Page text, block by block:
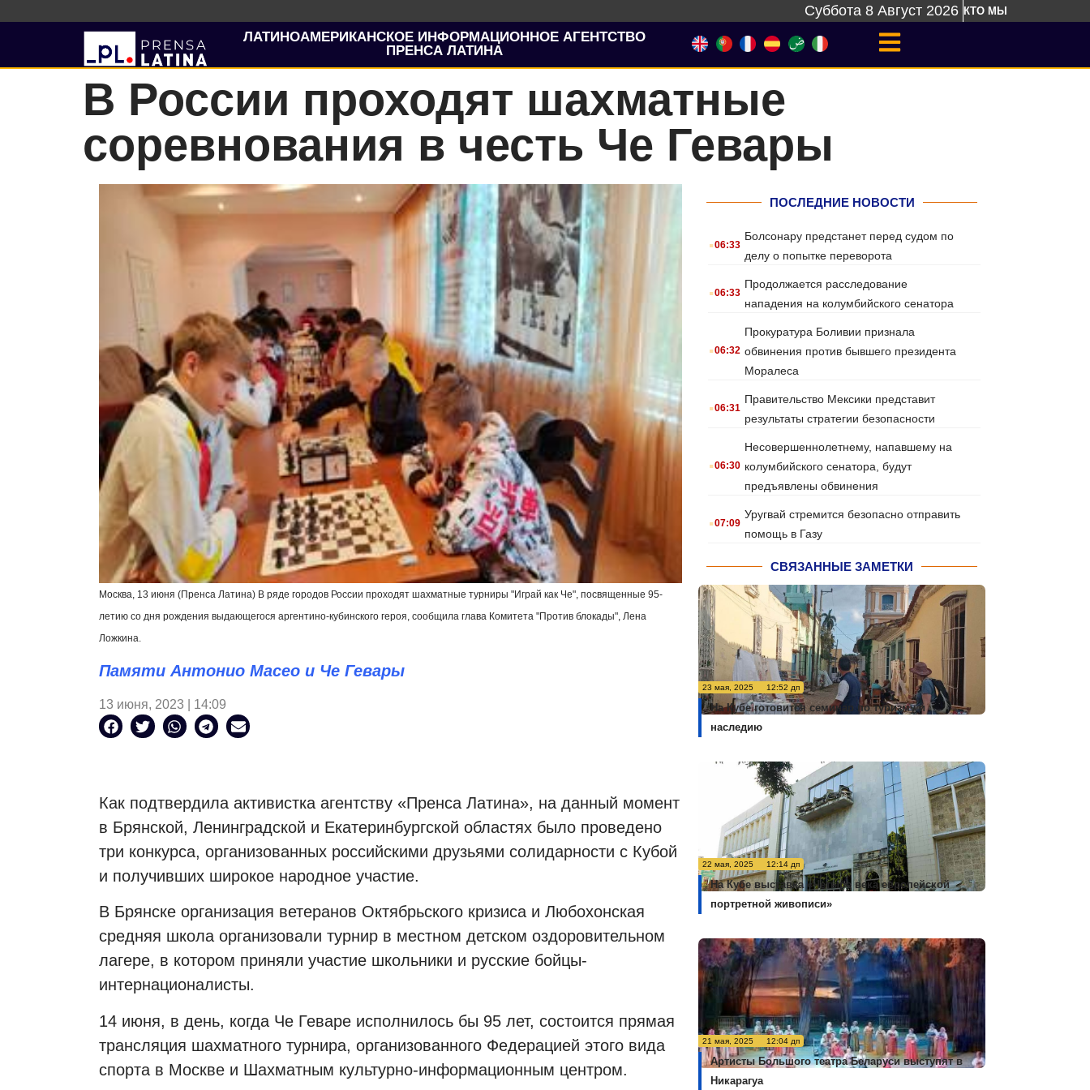
Суббота 8 Август 2026 КТО МЫ
ЛАТИНОАМЕРИКАНСКОЕ ИНФОРМАЦИОННОЕ АГЕНТСТВО
ПРЕНСА ЛАТИНА
В России проходят шахматные
соревнования в честь Че Гевары
Москва, 13 июня (Пренса Латина) В ряде городов России проходят шахматные турниры "Играй как Че", посвященные 95-
летию со дня рождения выдающегося аргентино-кубинского героя, сообщила глава Комитета "Против блокады", Лена
Ложкина.
Памяти Антонио Масео и Че Гевары
13 июня, 2023 | 14:09
Как подтвердила активистка агентству «Пренса Латина», на данный момент
в Брянской, Ленинградской и Екатеринбургской областях было проведено
три конкурса, организованных российскими друзьями солидарности с Кубой
и получивших широкое народное участие.
В Брянске организация ветеранов Октябрьского кризиса и Любохонская
средняя школа организовали турнир в местном детском оздоровительном
лагере, в котором приняли участие школьники и русские бойцы-
интернационалисты.
14 июня, в день, когда Че Геваре исполнилось бы 95 лет, состоится прямая
трансляция шахматного турнира, организованного Федерацией этого вида
спорта в Москве и Шахматным культурно-информационным центром.
ПОСЛЕДНИЕ НОВОСТИ
.06:33
Болсонару предстанет перед судом по
делу о попытке переворота
.06:33
Продолжается расследование
нападения на колумбийского сенатора
.06:32
Прокуратура Боливии признала
обвинения против бывшего президента
Моралеса
.06:31
Правительство Мексики представит
результаты стратегии безопасности
.06:30
Несовершеннолетнему, напавшему на
колумбийского сенатора, будут
предъявлены обвинения
.07:09
Уругвай стремится безопасно отправить
помощь в Газу
СВЯЗАННЫЕ ЗАМЕТКИ
23 мая, 2025 12:52 дп
На Кубе готовится семинар по туризму и
наследию
22 мая, 2025 12:14 дп
На Кубе выставка «Четыре века европейской
портретной живописи»
21 мая, 2025 12:04 дп
Артисты Большого театра Беларуси выступят в
Никарагуа